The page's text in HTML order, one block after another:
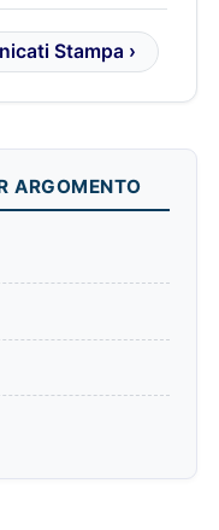
Stampa ›
ARGOMENTO